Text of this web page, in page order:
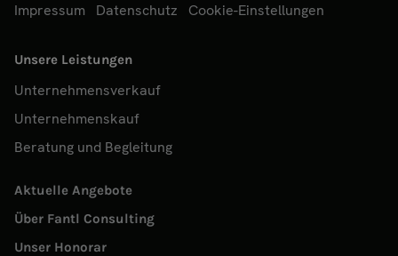
Impressum Datenschutz Cookie-Einstellungen
Unsere Leistungen
Unternehmensverkauf
Unternehmenskauf
Beratung und Begleitung
Aktuelle Angebote
Über Fantl Consulting
Unser Honorar